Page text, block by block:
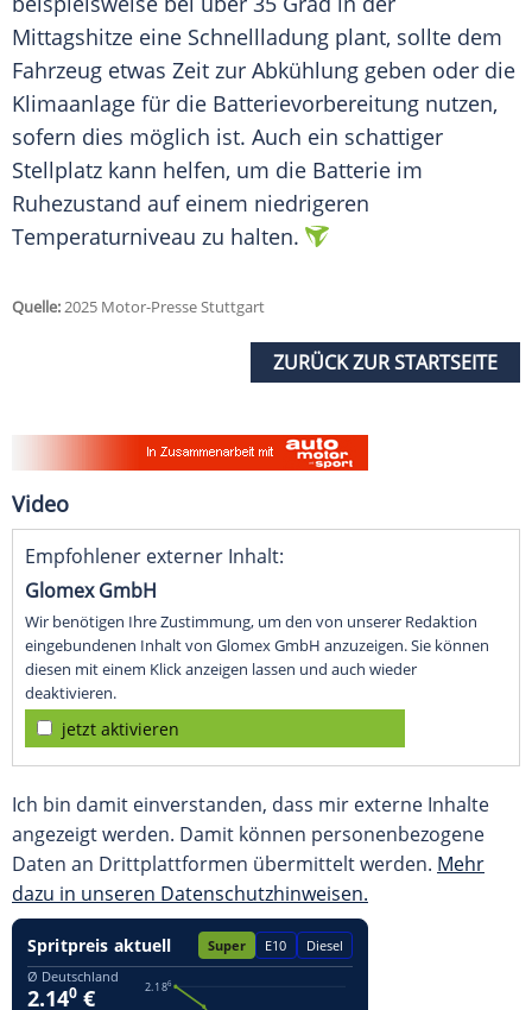
Mittagshitze eine Schnellladung plant, sollte dem
Fahrzeug etwas Zeit zur Abkühlung geben oder die
Klimaanlage für die Batterievorbereitung nutzen,
sofern dies möglich ist. Auch ein schattiger
Stellplatz kann helfen, um die Batterie im
Ruhezustand auf einem niedrigeren
Temperaturniveau zu halten.
Quelle:2025 Motor-Presse Stuttgart
ZURÜCK ZUR STARTSEITE
Video
Empfohlener externer Inhalt:
Glomex GmbH
Wir benötigen Ihre Zustimmung, um den von unserer Redaktion
eingebundenen Inhalt von Glomex GmbH anzuzeigen. Sie können
diesen mit einem Klick anzeigen lassen und auch wieder
deaktivieren.
jetzt aktivieren
Ich bin damit einverstanden, dass mir externe Inhalte
angezeigt werden. Damit können personenbezogene
Daten an Drittplattformen übermittelt werden. Mehr
dazu in unseren Datenschutzhinweisen.